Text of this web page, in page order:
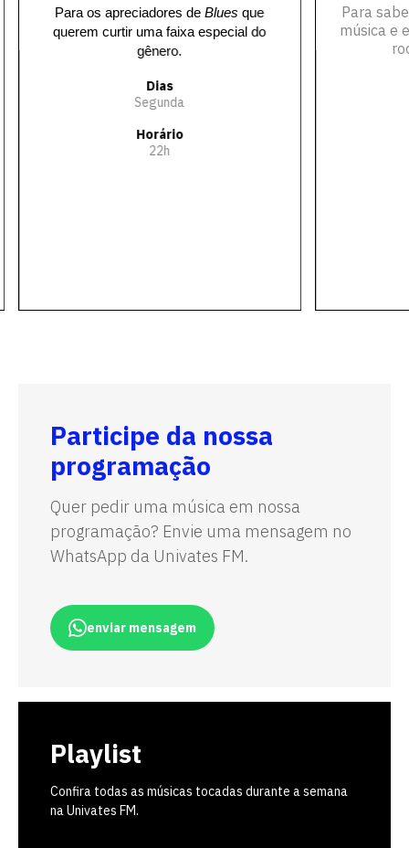
Para os apreciadores deBlues que
querem curtir uma faixa especial do
gênero.
Dias
Segunda
Horário
22h
Para
música e
Participe da nossa
programação
Quer pedir uma música em nossa
programação? Envie uma mensagem no
WhatsApp da Univates FM.
enviar mensagem
Playlist
Confira todas as músicas tocadas durante a semana
na Univates FM.